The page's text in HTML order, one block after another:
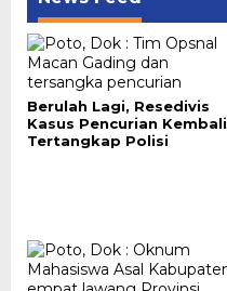
Berulah Lagi, Resedivis
Kasus Pencurian Kembali
Tertangkap Polisi